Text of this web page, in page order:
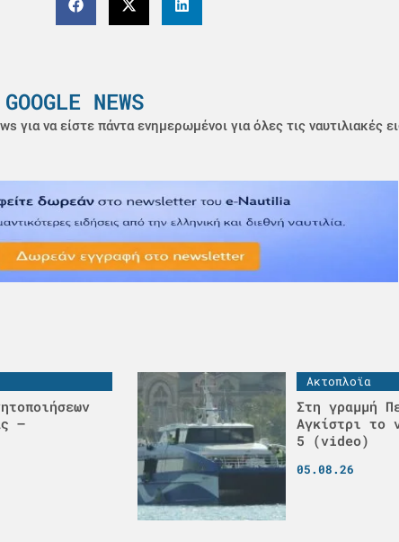
NEWS
να είστε πάντα ενημερωμένοι για όλες τις ναυτιλιακές
–
Ακτοπλοϊα
Στη γραμμή
Αγκίστρι το
5 (video)
05.08.26